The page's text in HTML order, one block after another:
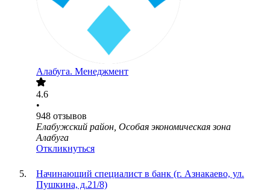
Алабуга. Менеджмент
4.6
•
948 отзывов
Елабужский район, Особая экономическая зона
Алабуга
Откликнуться
Начинающий специалист в банк (г. Азнакаево, ул.
Пушкина, д.21/8)